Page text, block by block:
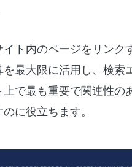
ト内のページをリンク
最大限に活用し、検索
で最も重要で関連性の
に役立ちます。